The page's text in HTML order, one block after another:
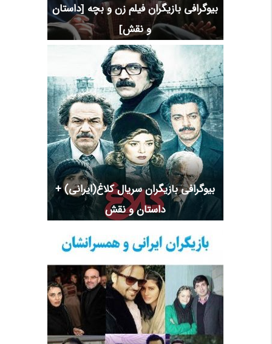
بیوگرافی بازیگران فیلم زن و بچه [داستان
و نقش]
بیوگرافی بازیگران سریال کلاغ(ایرانی) +
داستان و نقش